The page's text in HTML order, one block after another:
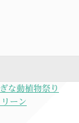
な動植物祭り
ーン